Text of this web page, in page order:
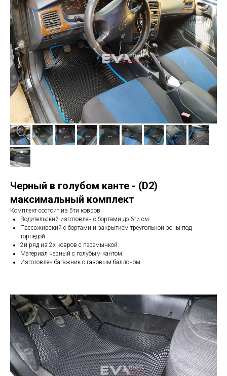
Черный в голубом канте - (D2)
максимальный комплект
Комплект состоит из 5ти ковров.
Водительский изготовлен с бортами до 6ти см.
Пассажирский с бортами и закрытием треугольной зоны под
торпедой.
2й ряд из 2х ковров с перемычкой.
Материал черный с голубым кантом.
Изготовлен багажник с газовым баллоном.